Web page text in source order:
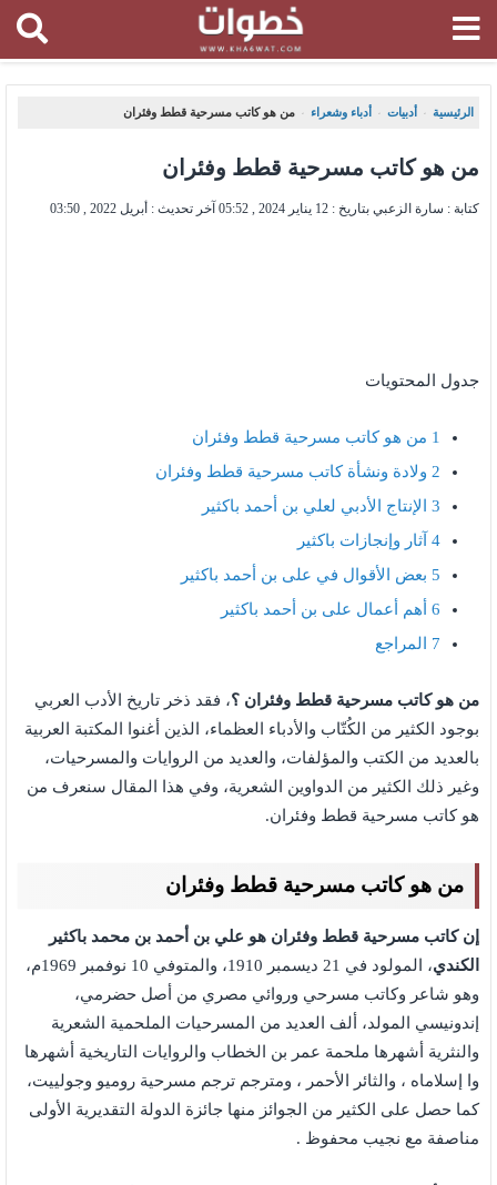
الرئيسية ، أدبيات ، أدباء وشعراء ، من هو كاتب مسرحية قطط وفئران
من هو كاتب مسرحية قطط وفئران
كتابة : سارة الزعبي بتاريخ : 12 يناير 2024 , 05:52 آخر تحديث : أبريل 2022 , 03:50
جدول المحتويات
1 من هو كاتب مسرحية قطط وفئران
2 ولادة ونشأة كاتب مسرحية قطط وفئران
3 الإنتاج الأدبي لعلي بن أحمد باكثير
4 آثار وإنجازات باكثير
5 بعض الأقوال في على بن أحمد باكثير
6 أهم أعمال على بن أحمد باكثير
7 المراجع
من هو كاتب مسرحية قطط وفئران ؟، فقد ذخر تاريخ الأدب العربي
بوجود الكثير من الكُتّاب والأدباء العظماء، الذين أغنوا المكتبة العربية
بالعديد من الكتب والمؤلفات، والعديد من الروايات والمسرحيات،
وغير ذلك الكثير من الدواوين الشعرية، وفي هذا المقال سنعرف من
هو كاتب مسرحية قطط وفئران.
من هو كاتب مسرحية قطط وفئران
إن كاتب مسرحية قطط وفئران هو علي بن أحمد بن محمد باكثير
الكندي
، المولود في 21 ديسمبر 1910، والمتوفي 10 نوفمبر 1969م،
وهو شاعر وكاتب مسرحي وروائي مصري من أصل حضرمي،
إندونيسي المولد، ألف العديد من المسرحيات الملحمية الشعرية
والنثرية أشهرها ملحمة عمر بن الخطاب والروايات التاريخية أشهرها
وا إسلاماه ، والثائر الأحمر ، ومترجم ترجم مسرحية روميو وجولييت،
كما حصل على الكثير من الجوائز منها جائزة الدولة التقديرية الأولى
مناصفة مع نجيب محفوظ .